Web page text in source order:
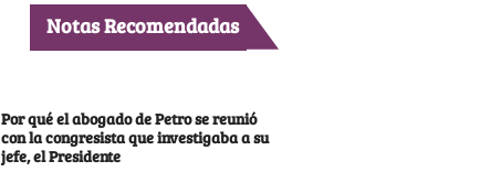
Notas Recomendadas
Por qué el abogado de Petro se reunió
con la congresista que investigaba a su
jefe, el Presidente